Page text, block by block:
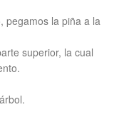
pegamos la piña a la
superior, la cual